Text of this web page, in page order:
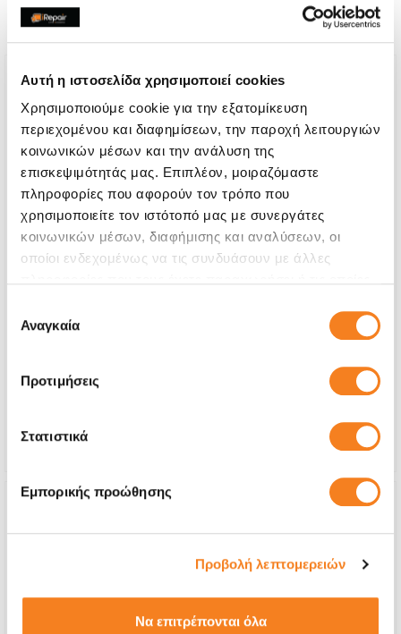
Αυτή η ιστοσελίδα χρησιμοποιεί cookies
Χρησιμοποιούμε cookie για την εξατομίκευση
περιεχομένου και διαφημίσεων, την παροχή λειτουργιών
κοινωνικών μέσων και την ανάλυση της
επισκεψιμότητάς μας. Επιπλέον, μοιραζόμαστε
πληροφορίες που αφορούν τον τρόπο που
χρησιμοποιείτε τον ιστότοπό μας με συνεργάτες
κοινωνικών μέσων, διαφήμισης και αναλύσεων, οι
οποίοι ενδεχομένως να τις συνδυάσουν με άλλες
των υπηρεσιών τους.
συγκατάθεσης
Αναγκαία
Προτιμήσεις
Στατιστικά
Εμπορικής προώθησης
Προβολή λεπτομερειών
Να επιτρέπονται όλα
τις παρακάτω επισκευές:
Call
Με 24% ΦΠΑ
-
Εγγύηση
6 μήνες